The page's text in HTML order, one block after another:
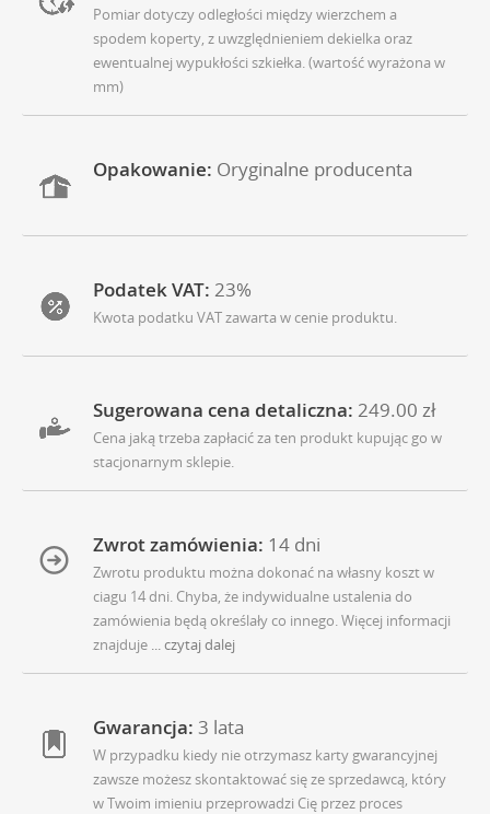
Pomiar dotyczy odległości między wierzchem a
spodem koperty, z uwzględnieniem dekielka oraz
ewentualnej wypukłości szkiełka. (wartość wyrażona w
mm)
Opakowanie: Oryginalne producenta
Podatek VAT: 23%
Kwota podatku VAT zawarta w cenie produktu.
Sugerowana cena detaliczna: 249.00 zł
Cena jaką trzeba zapłacić za ten produkt kupując go w
stacjonarnym sklepie.
Zwrot zamówienia: 14 dni
Zwrotu produktu można dokonać na własny koszt w
ciagu 14 dni. Chyba, że indywidualne ustalenia do
zamówienia będą określały co innego. Więcej informacji
znajduje
... czytaj dalej
Gwarancja: 3 lata
W przypadku kiedy nie otrzymasz karty gwarancyjnej
zawsze możesz skontaktować się ze sprzedawcą, który
w Twoim imieniu przeprowadzi Cię przez proces